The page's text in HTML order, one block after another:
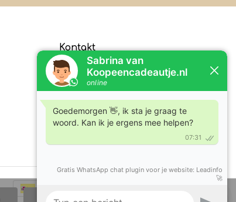
Kontakt
Koopeencadeautje.nl
Varsenerstraat 4
+31630210762
Nein